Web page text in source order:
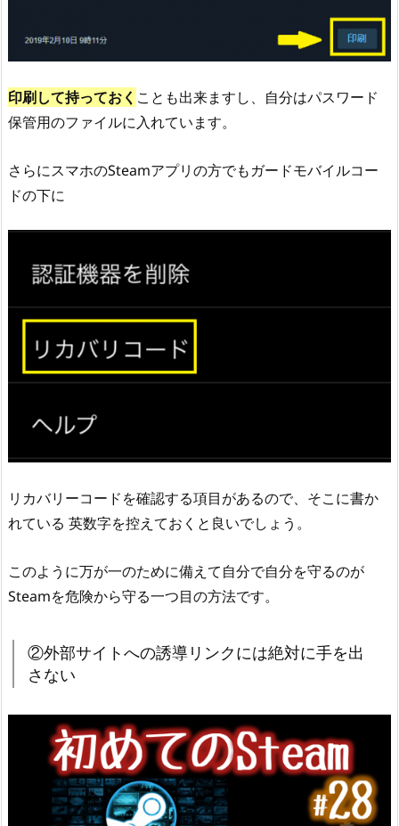
印刷して持っておく ことも出来ますし、自分はパスワード
保管用のファイルに入れています。
さらにスマホのSteamアプリの方でもガードモバイルコー
ドの下に
リカバリーコードを確認する項目があるので、そこに書か
れている 英数字を控えておくと良いでしょう。
このように万が一のために備えて自分で自分を守るのが
Steamを危険から守る一つ目の方法です。
②外部サイトへの誘導リンクには絶対に手を出
さない